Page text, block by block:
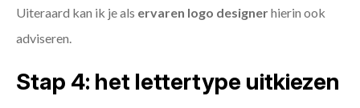
Uiteraard kan ik je als ervaren logo designerhierin ook
adviseren.
Stap 4: het lettertype uitkiezen